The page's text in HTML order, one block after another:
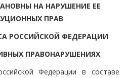
НА НАРУШЕНИЕ ЕЕ
ПРАВ
РОССИЙСКОЙ ФЕДЕРАЦИИ
ПРАВОНАРУШЕНИЯХ
Федерации в составе